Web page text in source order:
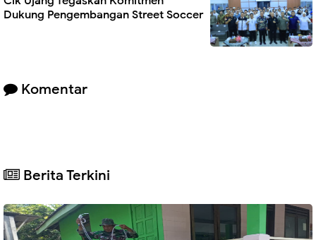
Dukung Pengembangan Street Soccer
Komentar
Berita Terkini